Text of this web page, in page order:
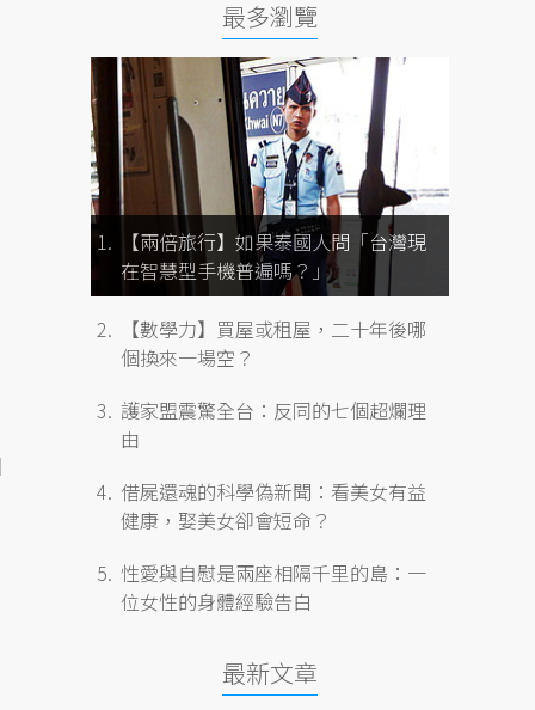
最多瀏覽
【兩倍旅行】如果泰國人問「台灣現
在智慧型手機普遍嗎？」
【數學力】買屋或租屋，二十年後哪
個換來一場空？
護家盟震驚全台：反同的七個超爛理
由
借屍還魂的科學偽新聞：看美女有益
健康，娶美女卻會短命？
性愛與自慰是兩座相隔千里的島：一
位女性的身體經驗告白
最新文章